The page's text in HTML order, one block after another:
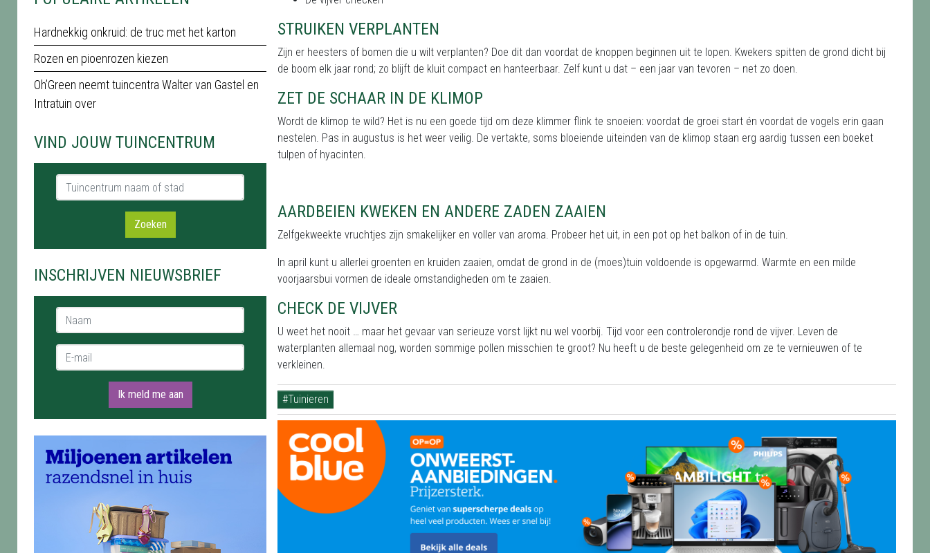
Hardnekkig onkruid: de truc met het karton
Rozen en pioenrozen kiezen
Oh’Green neemt tuincentra Walter van Gastel en
Intratuin over
VIND JOUW TUINCENTRUM
Tuincentrum naam of stad
Zoeken
INSCHRIJVEN NIEUWSBRIEF
Naam *
E-mail *
Ik meld me aan
STRUIKEN VERPLANTEN
Zijn er heesters of bomen die u wilt verplanten? Doe dit dan voordat de knoppen beginnen uit te lopen. Kwekers spitten de grond dicht bij
de boom elk jaar rond; zo blijft de kluit compact en hanteerbaar. Zelf kunt u dat – een jaar van tevoren – net zo doen.
ZET DE SCHAAR IN DE KLIMOP
Wordt de klimop te wild? Het is nu een goede tijd om deze klimmer flink te snoeien: voordat de groei start én voordat de vogels erin gaan
nestelen. Pas in augustus is het weer veilig. De vertakte, soms bloeiende uiteinden van de klimop staan erg aardig tussen een boeket
tulpen of hyacinten.
AARDBEIEN KWEKEN EN ANDERE ZADEN ZAAIEN
Zelfgekweekte vruchtjes zijn smakelijker en voller van aroma. Probeer het uit, in een pot op het balkon of in de tuin.
In april kunt u allerlei groenten en kruiden zaaien, omdat de grond in de (moes)tuin voldoende is opgewarmd. Warmte en een milde
voorjaarsbui vormen de ideale omstandigheden om te zaaien.
CHECK DE VIJVER
U weet het nooit … maar het gevaar van serieuze vorst lijkt nu wel voorbij. Tijd voor een controlerondje rond de vijver. Leven de
waterplanten allemaal nog, worden sommige pollen misschien te groot? Nu heeft u de beste gelegenheid om ze te vernieuwen of te
verkleinen.
#Tuinieren